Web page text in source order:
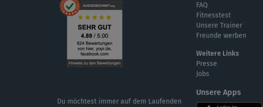
Du möchtest immer auf dem Laufenden
FAQ
Fitnesstest
Unsere Trainer
Freunde werben
Weitere Links
Presse
Jobs
Unsere Apps